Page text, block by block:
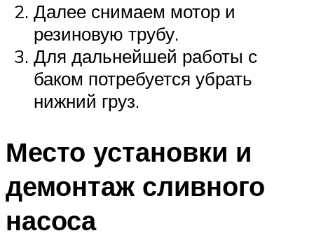
Далее снимаем мотор и
резиновую трубу.
Для дальнейшей работы с
баком потребуется убрать
нижний груз.
Место установки и
демонтаж сливного
насоса